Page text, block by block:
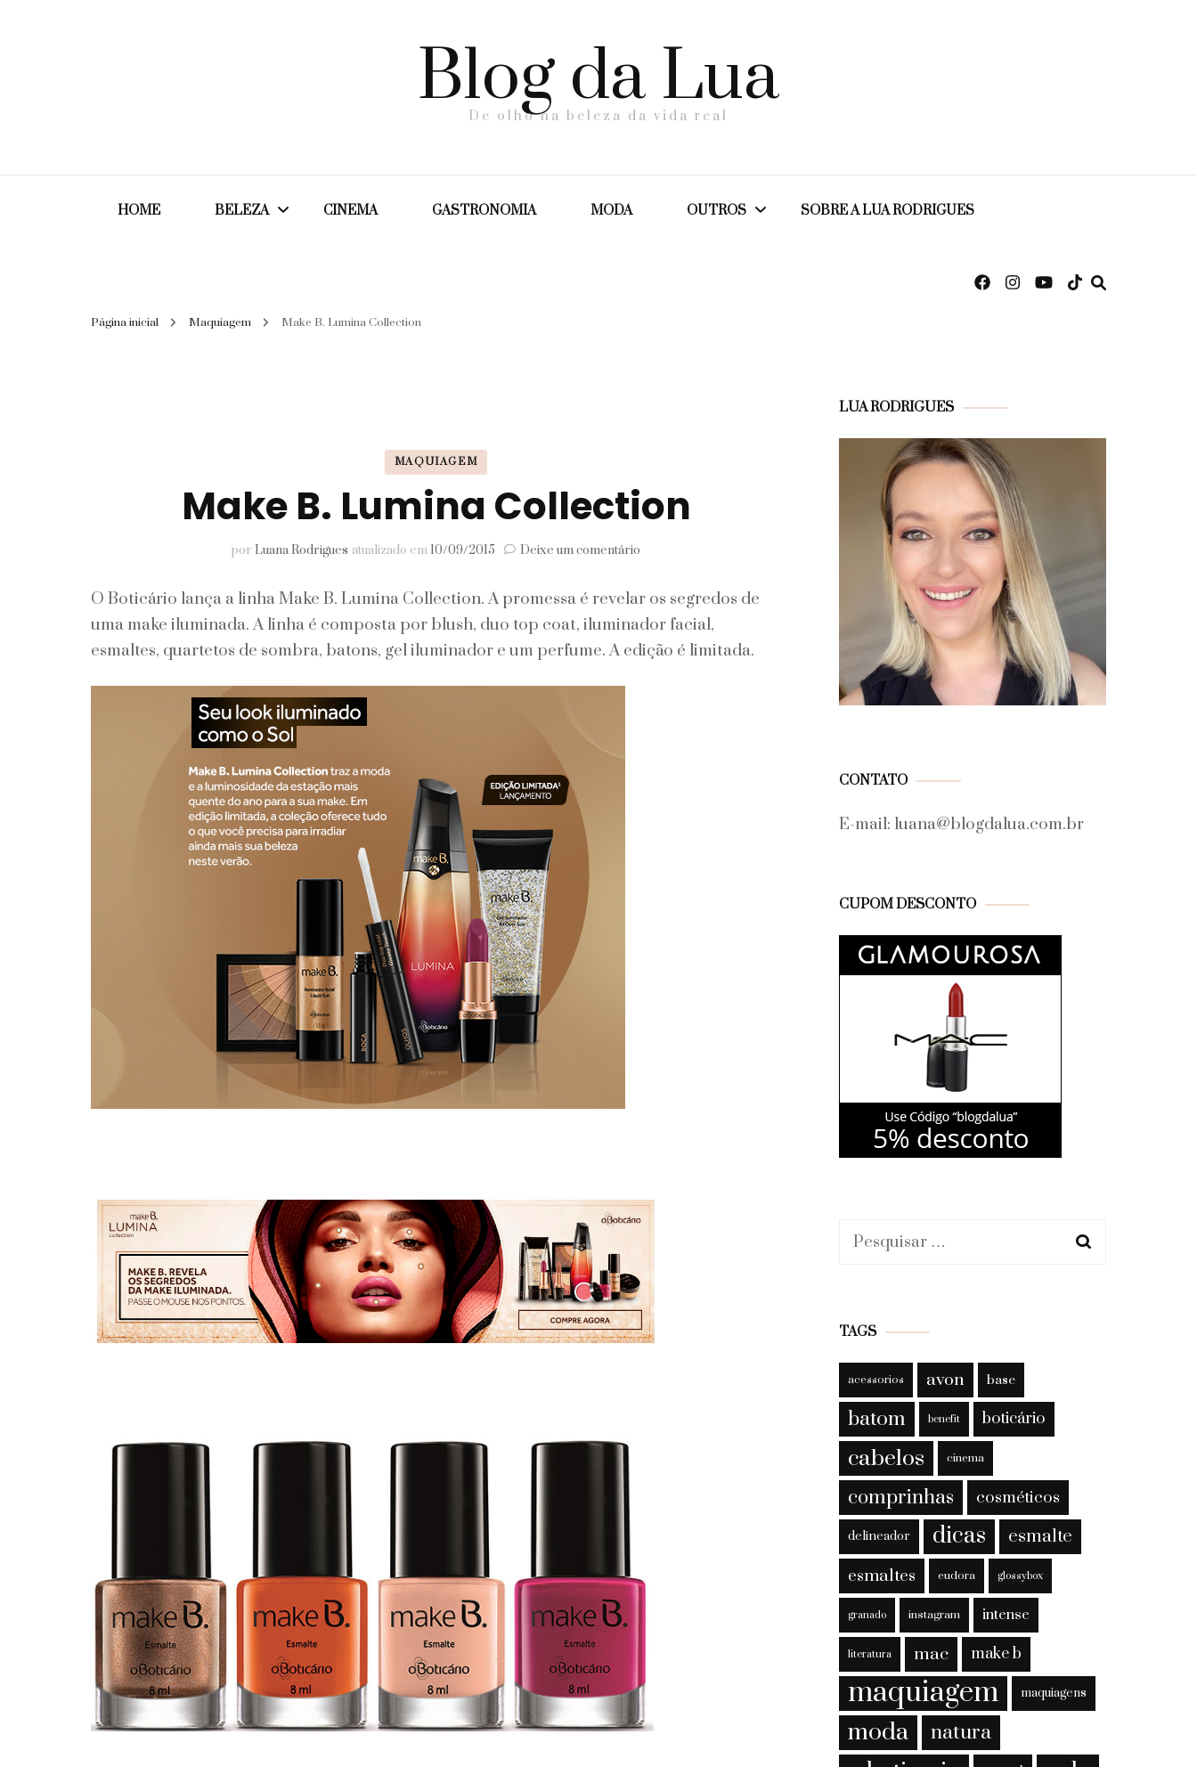
Blog da Lua
De olho na beleza da vida real
HOME BELEZA
Cosméticos
Unhas
CINEMA GASTRONOMIA MODA OUTROS SOBRE A LUA RODRIGUES
Página inicial Maquiagem Make B. Lumina Collection
MAQUIAGEM
Make B. Lumina Collection
por Luana Rodrigues atualizado em 10/09/2015 Deixe um comentário
Lumina
Collection
O Boticário lança a linha Make B. Lumina Collection. A promessa é revelar os segredos de
uma make iluminada. A linha é composta por blush, duo top coat, iluminador facial,
esmaltes, quartetos de sombra, batons, gel iluminador e um perfume. A edição é limitada.
LUA RODRIGUES
CONTATO
E-mail: luana@blogdalua.com.br
CUPOM DESCONTO
Pesquisar
TAGS
acessorios avon base
batom benefit boticário
cabelos cinema
comprinhas cosméticos
delineador dicas esmalte
esmaltes eudora glossybox
granado instagram intense
literatura mac make b
maquiagem maquiagens
moda natura